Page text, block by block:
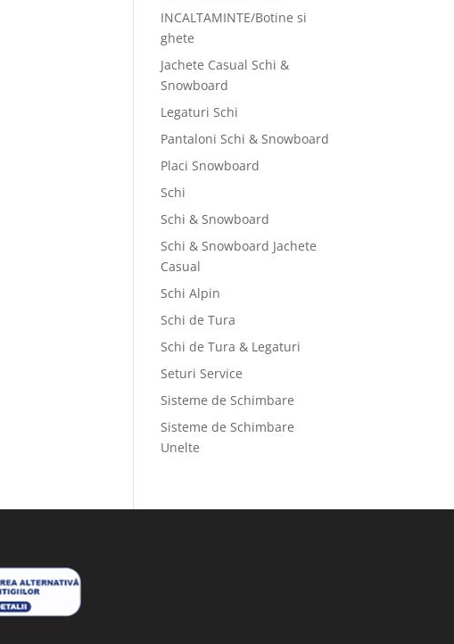
INCALTAMINTE/Botine si
ghete
Jachete Casual Schi &
Snowboard
Legaturi Schi
Pantaloni Schi & Snowboard
Placi Snowboard
Schi
Schi & Snowboard
Schi & Snowboard Jachete
Casual
Schi Alpin
Schi de Tura
Schi de Tura & Legaturi
Seturi Service
Sisteme de Schimbare
Sisteme de Schimbare
Unelte